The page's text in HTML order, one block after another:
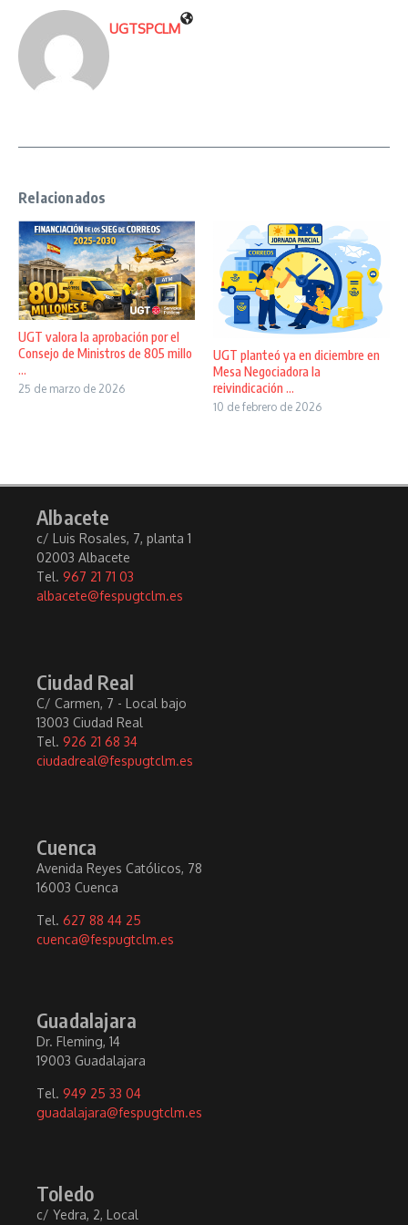
UGTSPCLM
Relacionados
UGT valora la aprobación por el
Consejo de Ministros de 805 millo
...
25 de marzo de 2026
UGT planteó ya en diciembre en
Mesa Negociadora la
reivindicación ...
10 de febrero de 2026
Albacete
c/ Luis Rosales, 7, planta 1
02003 Albacete
Tel. 967 21 71 03
albacete@fespugtclm.es
Ciudad Real
C/ Carmen, 7 - Local bajo
13003 Ciudad Real
Tel. 926 21 68 34
ciudadreal@fespugtclm.es
Cuenca
Avenida Reyes Católicos, 78
16003 Cuenca
Tel. 627 88 44 25
cuenca@fespugtclm.es
Guadalajara
Dr. Fleming, 14
19003 Guadalajara
Tel. 949 25 33 04
guadalajara@fespugtclm.es
Toledo
c/ Yedra, 2, Local